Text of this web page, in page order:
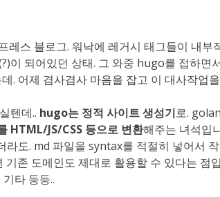
레스 블로그. 워낙에 레거시 태그들이 내부
이 되어있던 상태. 그 와중 hugo를 접하면
. 어제 겸사겸사 마음을 잡고 이 대사작업
텐데.. hugo는 정적 사이트 생성기로.
HTML/JS/CSS 등으로 변환해주는 녀석입
라도. md 파일을 syntax를 적절히 넣어서
존 도메인도 제대로 활용할 수 있다는 점
타 등등..